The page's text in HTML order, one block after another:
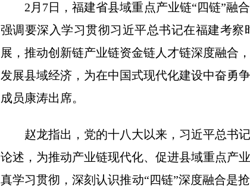
2月7日，福建省县域重点产业链“四链”融
强调要深入学习贯彻习近平总书记在福建考
展，推动创新链产业链资金链人才链深度融合
发展县域经济，为在中国式现代化建设中奋勇
成员康涛出席。
赵龙指出，党的十八大以来，习近平总书
论述，为推动产业链现代化、促进县域重点产
真学习贯彻，深刻认识推动“四链”深度融合是